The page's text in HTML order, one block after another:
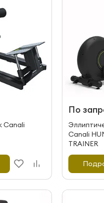
Canali
По
Canali
TRAINER